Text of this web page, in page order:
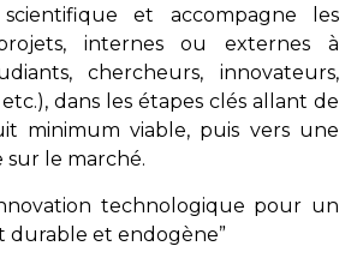
scientifique et accompagne les
internes ou externes à
chercheurs, innovateurs,
dans les étapes clés allant de
minimum viable, puis vers une
le marché.
technologique pour un
durable et endogène”